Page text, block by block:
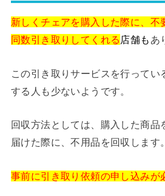
新しくチェアを購入した際に、不
同数引き取りしてくれる 店舗も あ
この引き取りサービスを行ってい
する人も少ないようです。
回収方法としては、購入した商品
届けた際に、不用品を回収します。
事前に引き取り依頼の申し込みが